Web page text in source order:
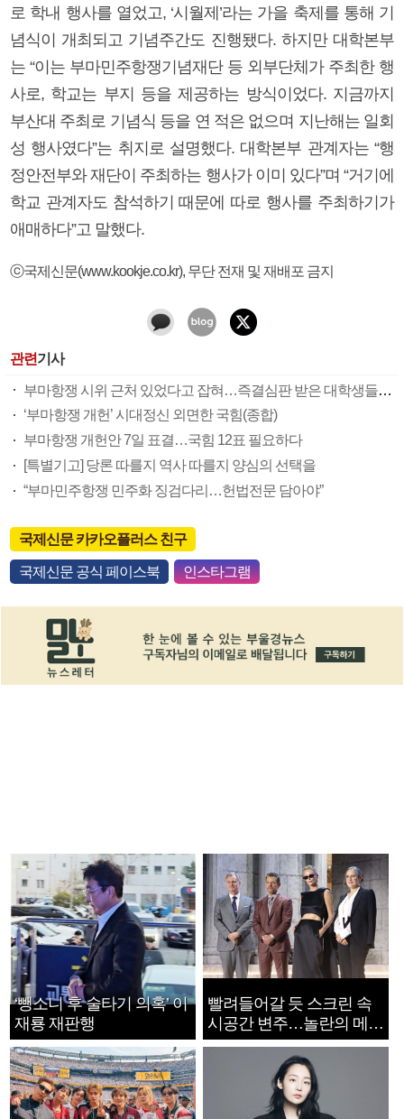
로 학내 행사를 열었고, ‘시월제’라는 가을 축제를 통해 기
념식이 개최되고 기념주간도 진행됐다. 하지만 대학본부
는 “이는 부마민주항쟁기념재단 등 외부단체가 주최한 행
사로, 학교는 부지 등을 제공하는 방식이었다. 지금까지
부산대 주최로 기념식 등을 연 적은 없으며 지난해는 일회
성 행사였다”는 취지로 설명했다. 대학본부 관계자는 “행
정안전부와 재단이 주최하는 행사가 이미 있다”며 “거기에
학교 관계자도 참석하기 때문에 따로 행사를 주최하기가
애매하다”고 말했다.
ⓒ국제신문(www.kookje.co.kr), 무단 전재 및 재배포 금지
관련기사
부마항쟁 시위 근처 있었다고 잡혀…즉결심판 받은 대학생들 잇단 무죄
‘부마항쟁 개헌’ 시대정신 외면한 국힘(종합)
부마항쟁 개헌안 7일 표결…국힘 12표 필요하다
[특별기고] 당론 따를지 역사 따를지 양심의 선택을
“부마민주항쟁 민주화 징검다리…헌법전문 담아야”
국제신문 카카오플러스 친구
국제신문 공식 페이스북 인스타그램
‘뺑소니 후 술타기 의혹’ 이
재룡 재판행
빨려들어갈 듯 스크린 속
시공간 변주…놀란의 메시
지는 ‘전쟁 속죄’